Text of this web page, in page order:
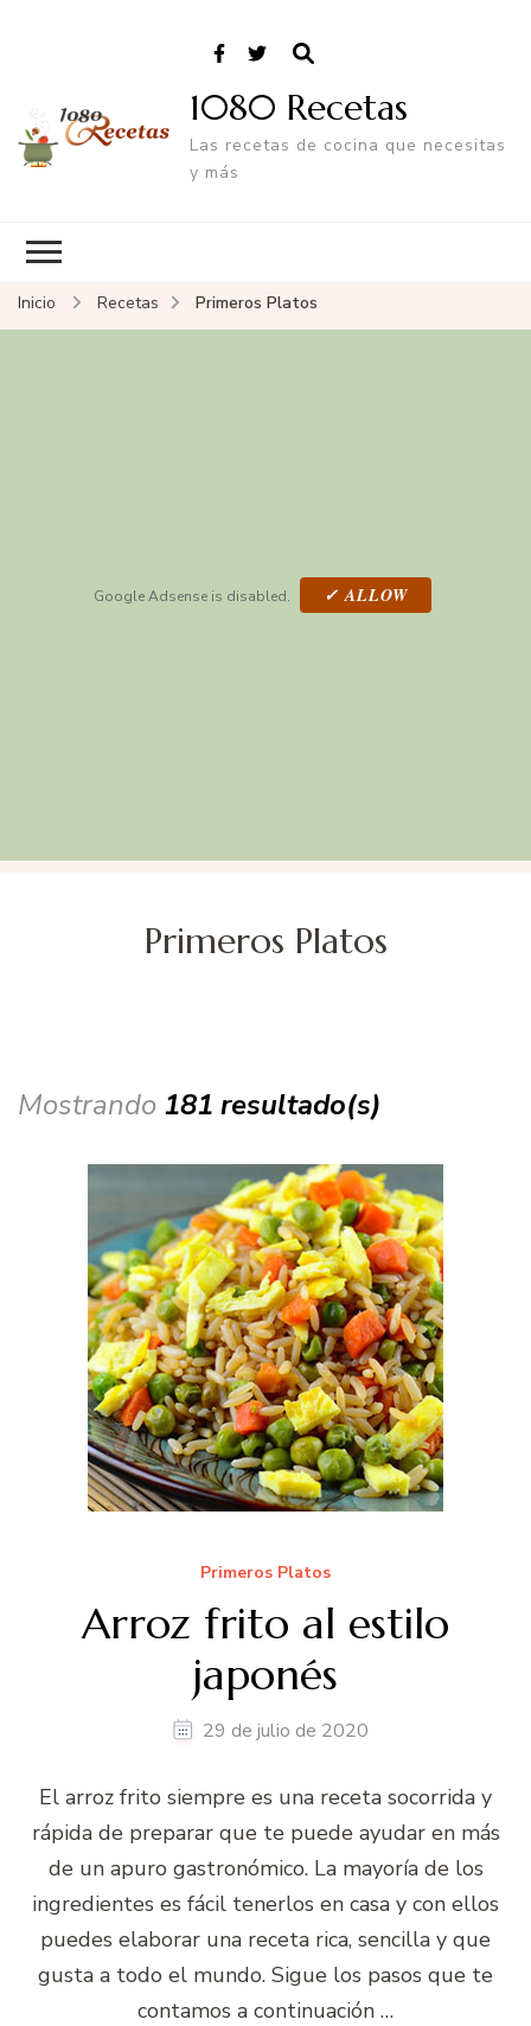
1080 Recetas
Las recetas de cocina que necesitas
y más
Inicio Recetas Primeros Platos
Google Adsense is disabled. ✓ ALLOW
Primeros Platos
Mostrando 181 resultado(s)
Primeros Platos
Arroz frito al estilo
japonés
29 de julio de 2020
El arroz frito siempre es una receta socorrida y
rápida de preparar que te puede ayudar en más
de un apuro gastronómico. La mayoría de los
ingredientes es fácil tenerlos en casa y con ellos
puedes elaborar una receta rica, sencilla y que
gusta a todo el mundo. Sigue los pasos que te
contamos a continuación …